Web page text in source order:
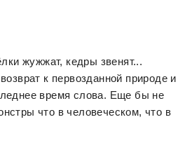
жужжат, кедры звенят...
к первозданной природе и
время слова. Еще бы не
что в человеческом, что в